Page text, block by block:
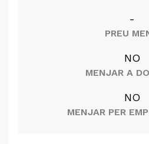
-
PREU
NO
MENJAR A
NO
MENJAR PER